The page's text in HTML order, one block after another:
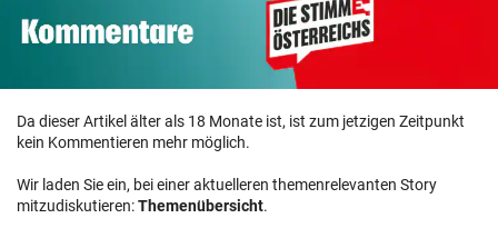
Da dieser Artikel älter als 18 Monate ist, ist zum jetzigen Zeitpunkt
kein Kommentieren mehr möglich.
Wir laden Sie ein, bei einer aktuelleren themenrelevanten Story
mitzudiskutieren:Themenübersicht.